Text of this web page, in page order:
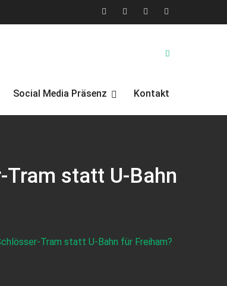
X
Facebook
YouTubeInstagram
Social Media Präsenz Kontakt
statt U-Bahn
Tram statt U-Bahn für Freiham?